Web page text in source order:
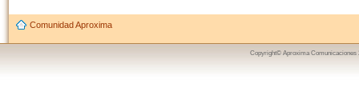
Comunidad Aproxima
Copyright© Aproxima Comunicaciones